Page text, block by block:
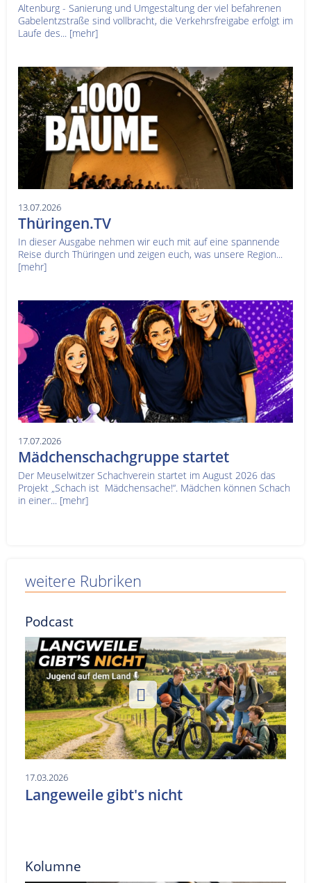
Altenburg - Sanierung und Umgestaltung der viel befahrenen
Gabelentzstraße sind vollbracht, die Verkehrsfreigabe erfolgt im
Laufe des... [mehr]
13.07.2026
Thüringen.TV
In dieser Ausgabe nehmen wir euch mit auf eine spannende
Reise durch Thüringen und zeigen euch, was unsere Region...
[mehr]
17.07.2026
Mädchenschachgruppe startet
Der Meuselwitzer Schachverein startet im August 2026 das
Projekt „Schach ist Mädchensache!“. Mädchen können Schach
in einer... [mehr]
weitere Rubriken
Podcast
17.03.2026
Langeweile gibt's nicht
Kolumne